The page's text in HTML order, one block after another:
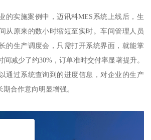
的实施案例中，迈讯科MES系统上线后，生
从原来的数小时缩短至实时。车间管理人员
的生产调度会，只需打开系统界面，就能掌
减少了约30%，订单准时交付率显著提升。
通过系统查询到的进度信息，对企业的生产
合作意向明显增强。